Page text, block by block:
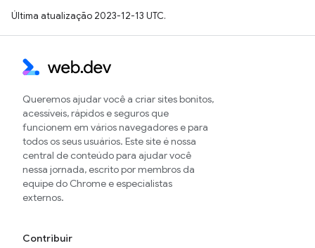
Última atualização 2023-12-13 UTC.
Queremos ajudar você a criar sites bonitos,
acessíveis, rápidos e seguros que
funcionem em vários navegadores e para
todos os seus usuários. Este site é nossa
central de conteúdo para ajudar você
nessa jornada, escrito por membros da
equipe do Chrome e especialistas
externos.
Contribuir